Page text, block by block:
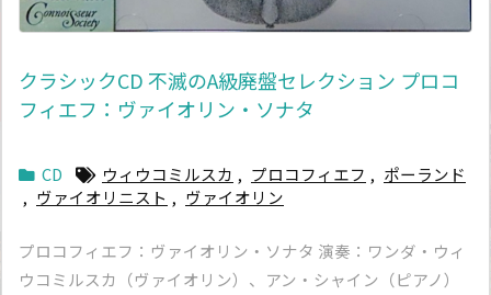
クラシックCD 不滅のA級廃盤セレクション プロコ
フィエフ：ヴァイオリン・ソナタ
CD ウィウコミルスカ , プロコフィエフ , ポーランド
, ヴァイオリニスト , ヴァイオリン
プロコフィエフ：ヴァイオリン・ソナタ 演奏：ワンダ・ウィ
ウコミルスカ（ヴァイオリン）、アン・シャイン（ピアノ）